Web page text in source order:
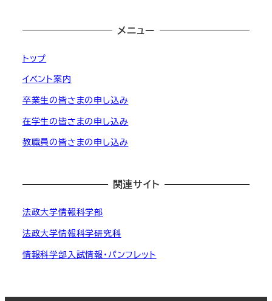
メニュー
トップ
イベント案内
卒業生の皆さまの申し込み
在学生の皆さまの申し込み
教職員の皆さまの申し込み
関連サイト
法政大学情報科学部
法政大学情報科学研究科
情報科学部入試情報・パンフレット